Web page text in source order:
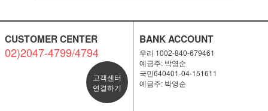
CUSTOMER CENTER
02)2047-4799/4794
고객센터
연결하기
BANK ACCOUNT
우리 1002-840-679461
예금주: 박영순
국민640401-04-151611
예금주: 박영순